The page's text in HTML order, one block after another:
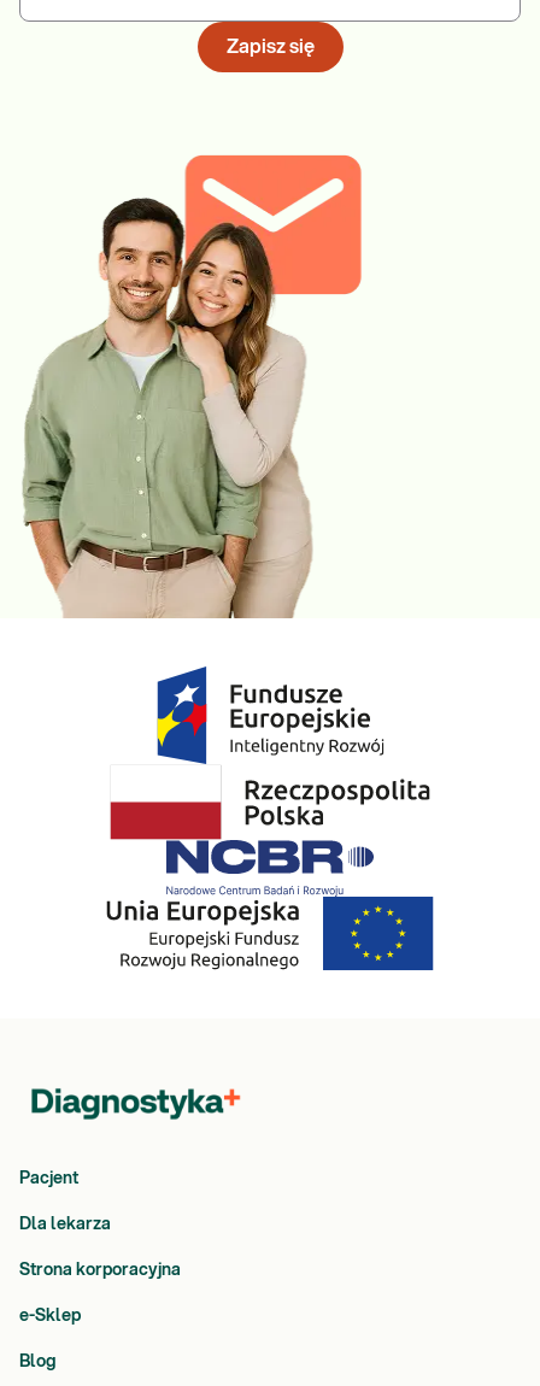
Zapisz się
Pacjent
Dla lekarza
Strona korporacyjna
e-Sklep
Blog